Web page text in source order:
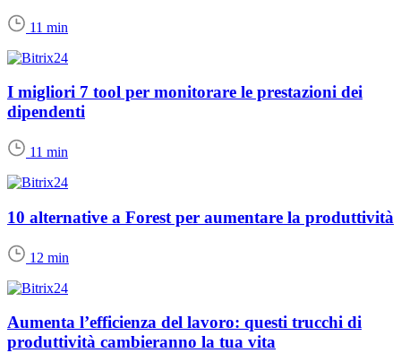
11 min
I migliori 7 tool per monitorare le prestazioni dei
dipendenti
11 min
10 alternative a Forest per aumentare la produttività
12 min
Aumenta l’efficienza del lavoro: questi trucchi di
produttività cambieranno la tua vita